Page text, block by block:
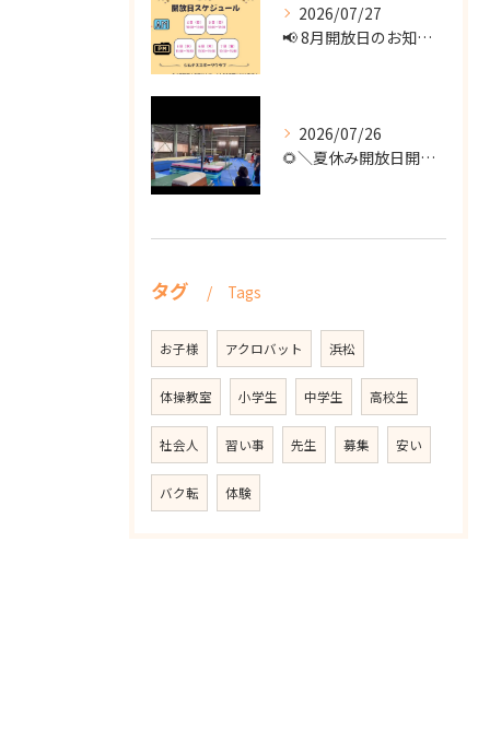
2026/07/27
📢 8月開放日のお知らせ 📢
2026/07/26
🌻＼夏休み開放日開催！／🌻
タグ Tags
お子様 アクロバット 浜松
体操教室 小学生 中学生 高校生
社会人 習い事 先生 募集 安い
バク転 体験